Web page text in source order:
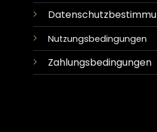
Nutzungsbedingungen
Zahlungsbedingungen